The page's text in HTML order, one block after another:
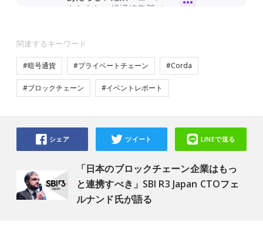
関連するキーワード
#暗号通貨 #プライベートチェーン #Corda
#ブロックチェーン #イベントレポート
「日本のブロックチェーン企業はもっ
と連携すべき」SBI R3 Japan CTOフェ
ルナンド氏が語る
シェア ツイート LINEで送る